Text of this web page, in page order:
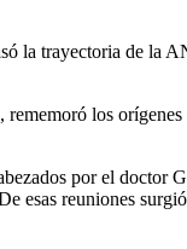
la trayectoria de la
los
por el doctor
esas reuniones